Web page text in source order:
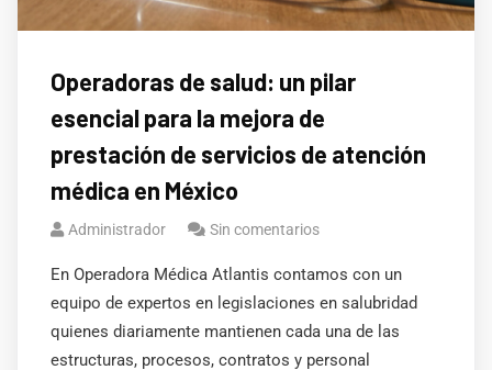
Operadoras de salud: un pilar
esencial para la mejora de
prestación de servicios de atención
médica en México
Administrador Sin comentarios
En Operadora Médica Atlantis contamos con un
equipo de expertos en legislaciones en salubridad
quienes diariamente mantienen cada una de las
estructuras, procesos, contratos y personal